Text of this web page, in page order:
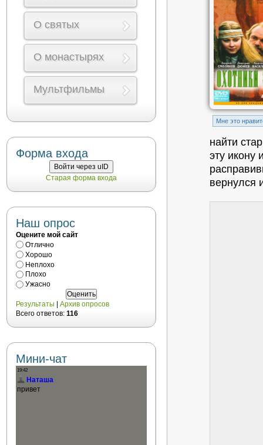
Mне это
найти
эту икону
вернулся
О святых
О монастырях
Мультфильмы
Форма входа
Войти через uID
Старая форма входа
Наш опрос
Оцените мой сайт
Отлично
Хорошо
Неплохо
Плохо
Ужасно
Результаты
Архив опросов
Всего ответов: 116
Мини-чат